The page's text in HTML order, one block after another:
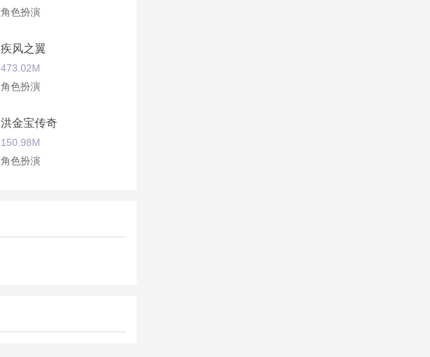
角色扮演
疾风之翼
473.02M
角色扮演
洪金宝传奇
150.98M
角色扮演
角色扮演